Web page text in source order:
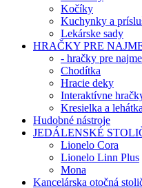
Kočíky
Kuchynky a
Lekárske sady
HRAČKY PRE
- hračky pre
Chodítka
Hracie deky
Interaktívne
Kresielka a lehátka
Hudobné nástroje
JEDÁLENSKÉ
Lionelo Cora
Lionelo Linn Plus
Mona
Kancelárska otočná